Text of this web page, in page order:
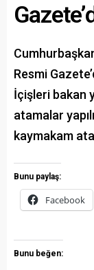
Resmi
İçişleri bakan
atamalar
kaymakam
Bunu paylaş:
Facebook
Bunu beğen: